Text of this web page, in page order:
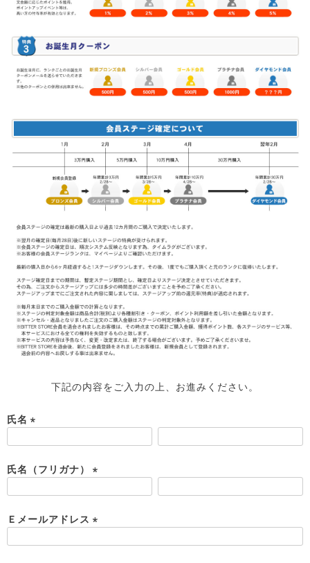
下記の内容をご入力の上、お進みください。
氏名
須
)
氏名（フリガナ）
須
)
Ｅメールアドレス